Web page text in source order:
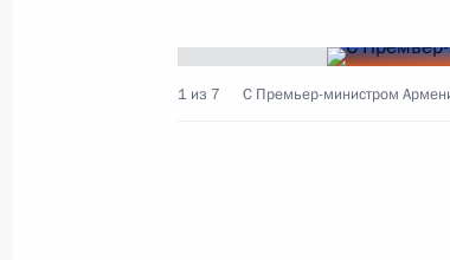
Посещение клуба дзюдо
27 ноября 2019 года, 16:40
1 из 7 C Премьер-министром